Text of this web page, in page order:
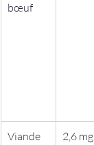
bœuf
Viande
2,6 mg